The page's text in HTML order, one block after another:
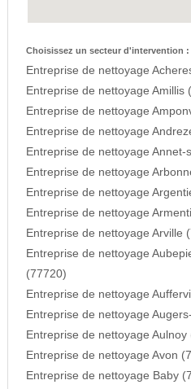
Choisissez un secteur d'intervention :
Entreprise de nettoyage
Entreprise de nettoyage Amillis
Entreprise de nettoyage
Entreprise de nettoyage
Entreprise de nettoyage
Entreprise de nettoyage
Entreprise de nettoyage
Entreprise de nettoyage
Entreprise de nettoyage Arville
Entreprise de nettoyage
(77720)
Entreprise de nettoyage
Entreprise de nettoyage
Entreprise de nettoyage Aulnoy
Entreprise de nettoyage Avon
Entreprise de nettoyage Baby